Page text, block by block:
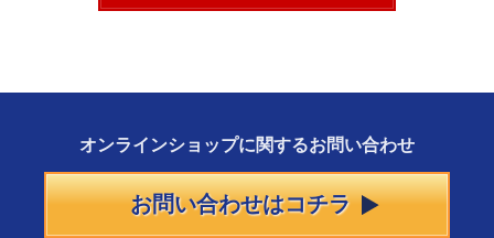
オンラインショップに関するお問い合わせ
お問い合わせはコチラ